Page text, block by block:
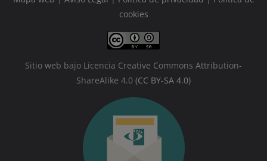
cookies
Sitio web bajo Licencia Creative Commons Attribution-
ShareAlike 4.0 (CC BY-SA 4.0)